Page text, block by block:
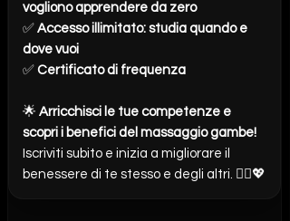
vogliono apprendere da zero
✅ Accesso illimitato: studia quando e
dove vuoi
✅ Certificato di frequenza
🌟 Arricchisci le tue competenze e
scopri i benefici del massaggio gambe!
Iscriviti subito e inizia a migliorare il
benessere di te stesso e degli altri. 💆‍♀️💖